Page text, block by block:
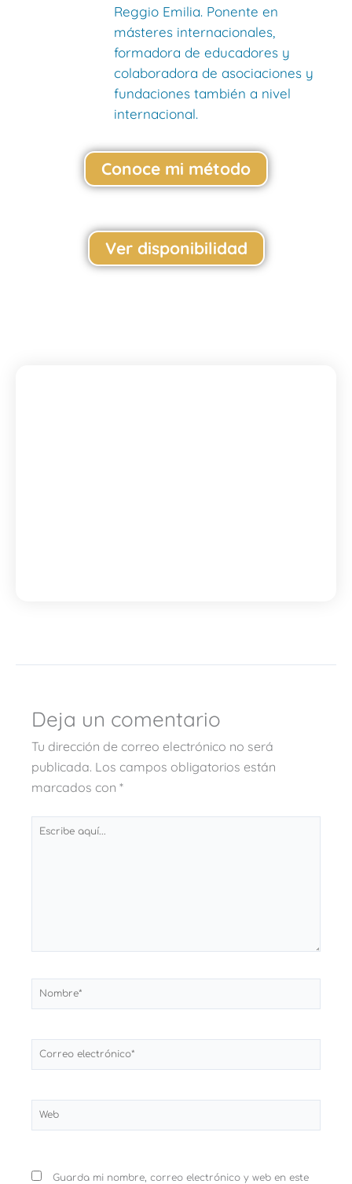
Reggio Emilia. Ponente en
másteres internacionales,
formadora de educadores y
colaboradora de asociaciones y
fundaciones también a nivel
internacional.
Conoce mi método
Ver disponibilidad
Deja un comentario
Tu dirección de correo electrónico no será
publicada. Los campos obligatorios están
marcados con *
Escribe
Nombre*
Correo
electrónico*
Web
Guarda mi nombre, correo electrónico y web en este